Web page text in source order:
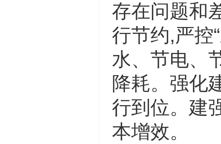
存在问题和
行节约,严控
水、节电、
降耗。强化
行到位。建
本增效。